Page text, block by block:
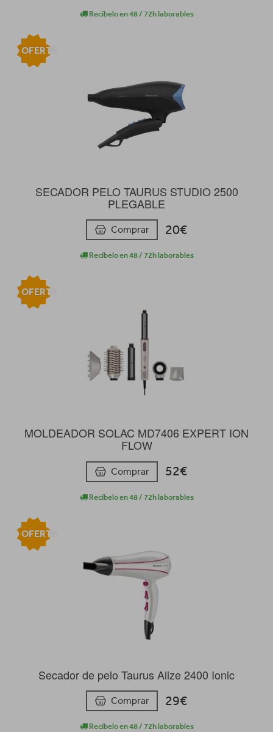
Recíbelo en 48 / 72h laborables
SECADOR PELO TAURUS STUDIO 2500
PLEGABLE
Comprar 20€
Recíbelo en 48 / 72h laborables
OFERTA
MOLDEADOR SOLAC MD7406 EXPERT ION
FLOW
Comprar 52€
Recíbelo en 48 / 72h laborables
OFERTA
Secador de pelo Taurus Alize 2400 Ionic
Comprar 29€
Recíbelo en 48 / 72h laborables
OFERTA